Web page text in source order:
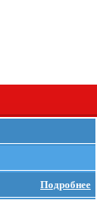
Подробнее